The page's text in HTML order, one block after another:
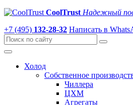
CoolTrust Надежный
+7 (495) 132-28-32 Написать в
Холод
Собственное
Чиллера
ЦХМ
Агрегаты